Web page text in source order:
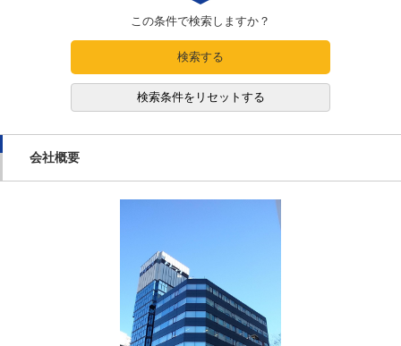
この条件で検索しますか？
検索する
検索条件をリセットする
会社概要